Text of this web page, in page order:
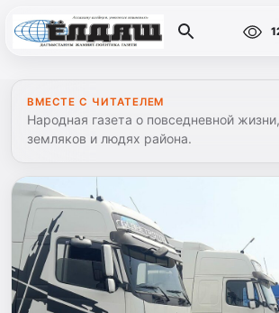
ВМЕСТЕ С ЧИТАТЕЛЕМ
Народная газета о повседневной
земляков и людях района.